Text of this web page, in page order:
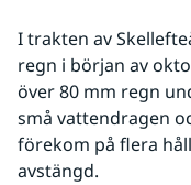
I trakten av
regn i början av
över 80 mm regn
små vattendragen
förekom på flera
avstängd.